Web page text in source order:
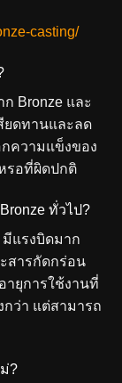
casting/
Bronze และ
ยดทานและลด
กความแข็งของ
รอที่ผิดปกติ
ทั่วไป?
แรงบิดมาก
สารกัดกร่อน
ายุการใช้งานที่
กว่า แต่สามารถ
?